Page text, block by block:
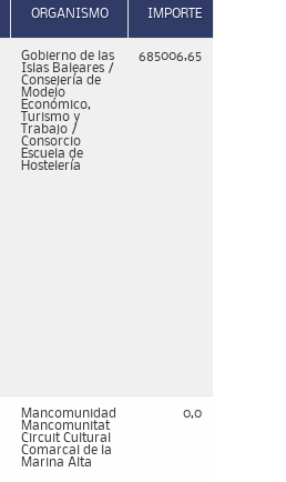
ORGANISMO IMPORTE
Gobierno de las
Islas Baleares /
Consejería de
Modelo
Económico,
Turismo y
Trabajo /
Consorcio
Escuela de
Hostelería
685006,65
Mancomunidad
Mancomunitat
Circuit Cultural
Comarcal de la
Marina Alta
0,0